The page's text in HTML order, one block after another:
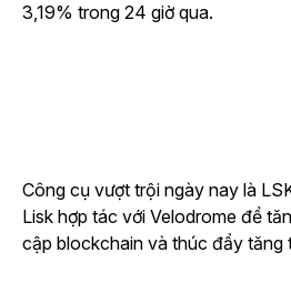
3,19% trong 24 giờ qua.
Công cụ vượt trội ngày nay là
Lisk hợp tác với Velodrome để
cập blockchain và thúc đẩy tăng